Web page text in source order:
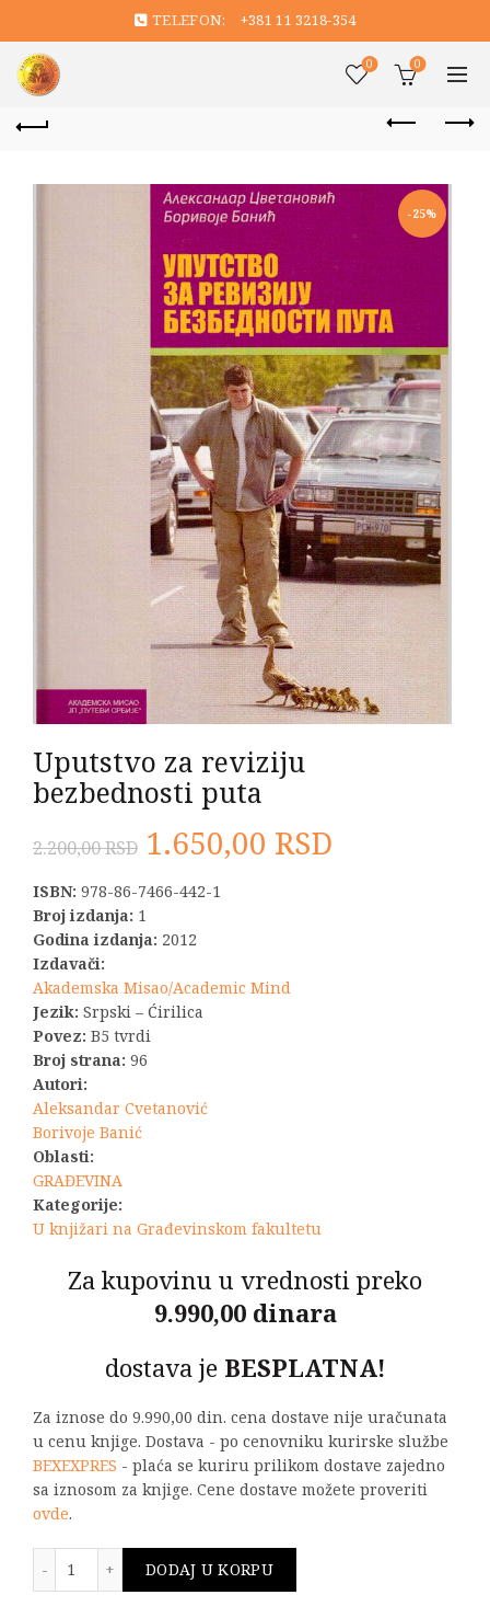
TELEFON: +381 11 3218-354
0 0
-25%
Uputstvo za reviziju
bezbednosti puta
2.200,00RSD Originalna
cena
je
bila:
2.200,00 RSD.
1.650,00 RSD
ISBN: 978-86-7466-442-1
Broj izdanja: 1
Godina izdanja: 2012
Izdavači:
Akademska Misao/Academic Mind
Jezik: Srpski – Ćirilica
Povez: B5 tvrdi
Broj strana: 96
Autori:
Aleksandar Cvetanović
Borivoje Banić
Oblasti:
GRAĐEVINA
Kategorije:
U knjižari na Građevinskom fakultetu
Za kupovinu u vrednosti preko
9.990,00 dinara
dostava je BESPLATNA!
Za iznose do 9.990,00 din. cena dostave nije uračunata
u cenu knjige. Dostava - po cenovniku kurirske službe
BEXEXPRES - plaća se kuriru prilikom dostave zajedno
sa iznosom za knjige. Cene dostave možete proveriti
ovde.
DODAJ U KORPU